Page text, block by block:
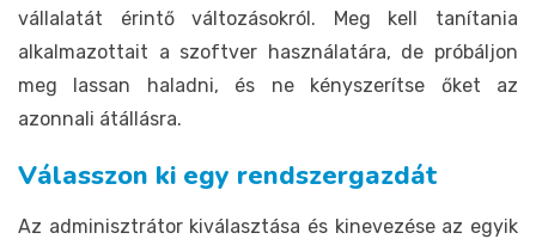
vállalatát érintő változásokról. Meg kell tanítania
alkalmazottait a szoftver használatára, de próbáljon
meg lassan haladni, és ne kényszerítse őket az
azonnali átállásra.
Válasszon ki egy rendszergazdát
Az adminisztrátor kiválasztása és kinevezése az egyik